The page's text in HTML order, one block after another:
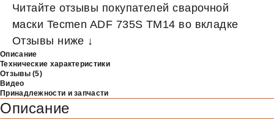
Читайте отзывы покупателей сварочной
маски Tecmen ADF 735S TM14 во вкладке
Отзывы ниже ↓
Описание
Технические характеристики
Отзывы (5)
Видео
Принадлежности и запчасти
Описание